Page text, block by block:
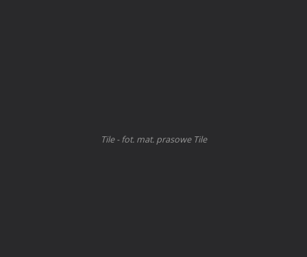
Tile - fot. mat. prasowe Tile